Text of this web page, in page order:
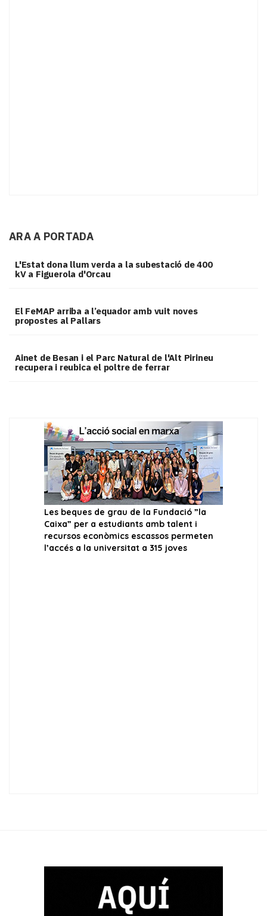
ARA A PORTADA
L'Estat dona llum verda a la subestació de 400
kV a Figuerola d'Orcau
El FeMAP arriba a l’equador amb vuit noves
propostes al Pallars
Ainet de Besan i el Parc Natural de l'Alt Pirineu
recupera i reubica el poltre de ferrar